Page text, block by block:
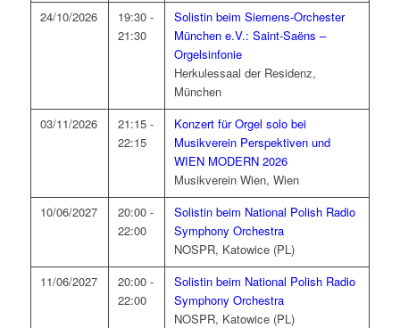
24/10/2026
19:30 -
21:30
Solistin beim Siemens-Orchester
München e.V.: Saint-Saëns –
Orgelsinfonie
Herkulessaal der Residenz,
München
03/11/2026
21:15 -
22:15
Konzert für Orgel solo bei
Musikverein Perspektiven und
WIEN MODERN 2026
Musikverein Wien, Wien
10/06/2027
20:00 -
22:00
Solistin beim National Polish Radio
Symphony Orchestra
NOSPR, Katowice (PL)
11/06/2027
20:00 -
22:00
Solistin beim National Polish Radio
Symphony Orchestra
NOSPR, Katowice (PL)